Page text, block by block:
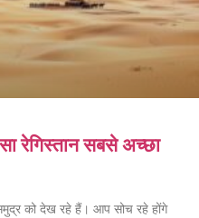
रेगिस्तान सबसे अच्छा
को देख रहे हैं। आप सोच रहे होंगे